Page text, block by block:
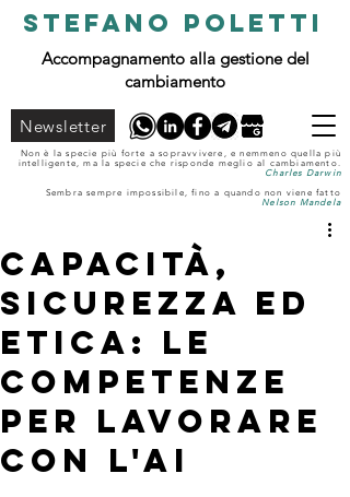
STEFANO POLETTI
Accompagnamento alla gestione del
cambiamento
Newsletter
Non è la specie più forte a sopravvivere, e nemmeno quella più
intelligente, ma la specie che risponde meglio al cambiamento.
Charles Darwin
Sembra sempre impossibile, fino a quando non viene fatto
Nelson Mandela
Capacità,
sicurezza ed
etica: le
competenze
per lavorare
con l'AI